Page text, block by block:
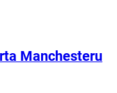
Manchesteru